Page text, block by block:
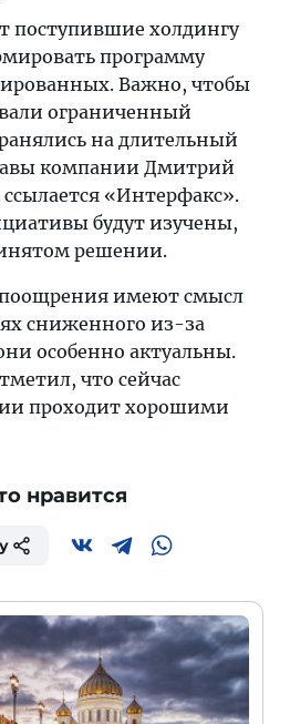
поступившие холдингу
программу
Важно, чтобы
ограниченный
на длительный
компании Дмитрий
«Интерфакс».
будут изучены,
решении.
поощрения имеют смысл
сниженного из-за
особенно актуальны.
что сейчас
проходит хорошими
нравится